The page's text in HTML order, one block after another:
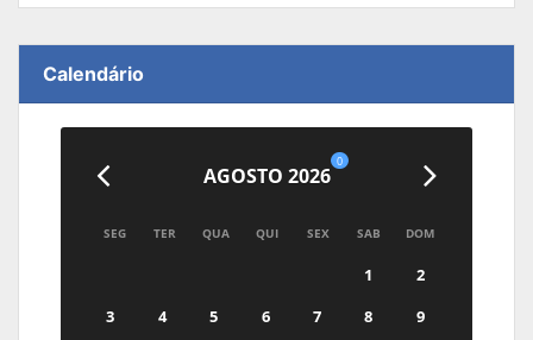
Calendário
AGOSTO 2026
0
SEG TER QUA QUI SEX SAB DOM
1
2
3
4 5 6 7 8
9